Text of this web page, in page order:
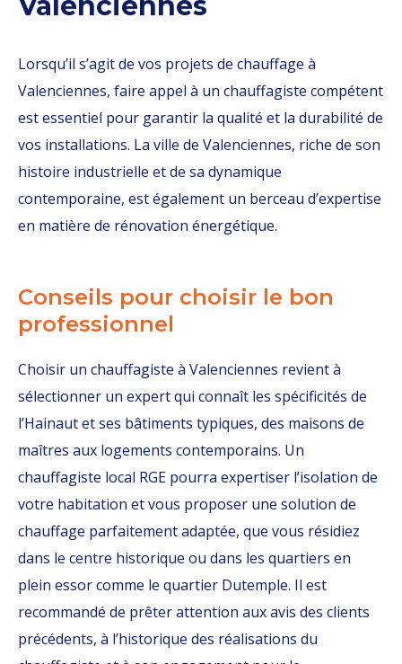
Lorsqu’il s’agit de vos projets de chauffage à
Valenciennes, faire appel à un chauffagiste compétent
est essentiel pour garantir la qualité et la durabilité de
vos installations. La ville de Valenciennes, riche de son
histoire industrielle et de sa dynamique
contemporaine, est également un berceau d’expertise
en matière de rénovation énergétique.
Conseils pour choisir le bon
professionnel
Choisir un chauffagiste à Valenciennes revient à
sélectionner un expert qui connaît les spécificités de
l’Hainaut et ses bâtiments typiques, des maisons de
maîtres aux logements contemporains. Un
chauffagiste local RGE pourra expertiser l’isolation de
votre habitation et vous proposer une solution de
chauffage parfaitement adaptée, que vous résidiez
dans le centre historique ou dans les quartiers en
plein essor comme le quartier Dutemple. Il est
recommandé de prêter attention aux avis des clients
précédents, à l’historique des réalisations du